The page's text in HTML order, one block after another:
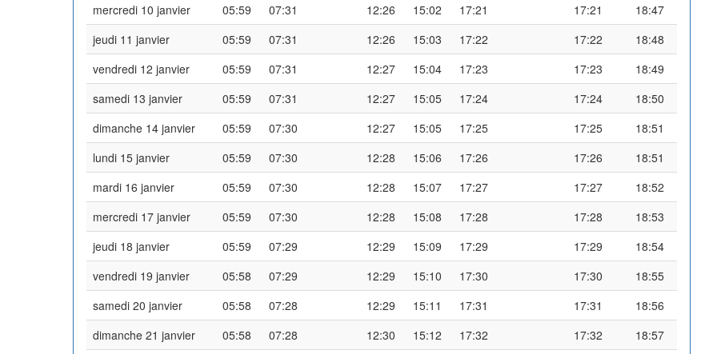
mercredi 10 janvier
05:59 07:31 12:26 15:02 17:21 17:21
18:47
jeudi 11 janvier
05:59 07:31 12:26 15:03 17:22 17:22
18:48
vendredi 12 janvier
05:59 07:31 12:27 15:04 17:23 17:23
18:49
samedi 13 janvier
05:59 07:31 12:27 15:05 17:24 17:24
18:50
dimanche 14 janvier
05:59 07:30 12:27 15:05 17:25 17:25
18:51
lundi 15 janvier
05:59 07:30 12:28 15:06 17:26 17:26
18:51
mardi 16 janvier
05:59 07:30 12:28 15:07 17:27 17:27
18:52
mercredi 17 janvier
05:59 07:30 12:28 15:08 17:28 17:28
18:53
jeudi 18 janvier
05:59 07:29 12:29 15:09 17:29 17:29
18:54
vendredi 19 janvier
05:58 07:29 12:29 15:10 17:30 17:30
18:55
samedi 20 janvier
05:58 07:28 12:29 15:11 17:31 17:31
18:56
dimanche 21 janvier
05:58 07:28 12:30 15:12 17:32 17:32
18:57